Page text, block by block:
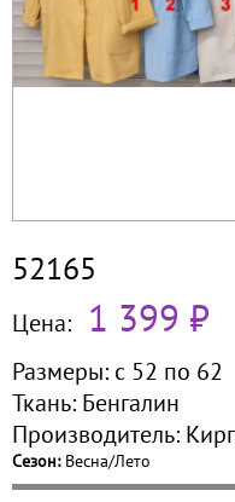
52165
Цена: 1 399 ₽
Размеры: с 52 по 62
Ткань: Бенгалин
Производитель:
Сезон: Весна/Лето